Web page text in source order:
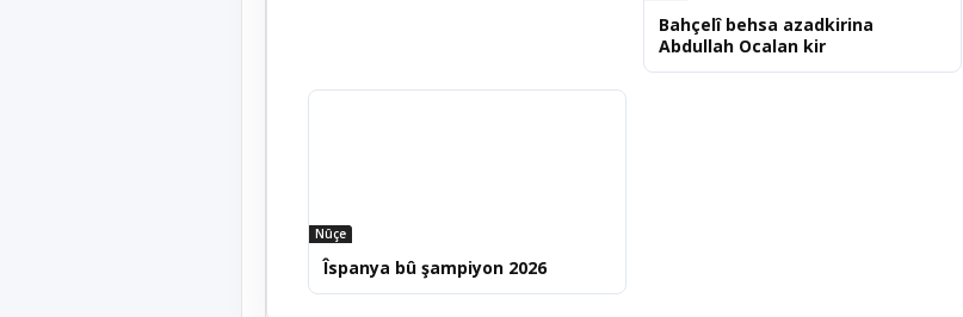
Bahçelî behsa azadkirina
Abdullah Ocalan kir
Nûçe
Îspanya bû şampiyon 2026